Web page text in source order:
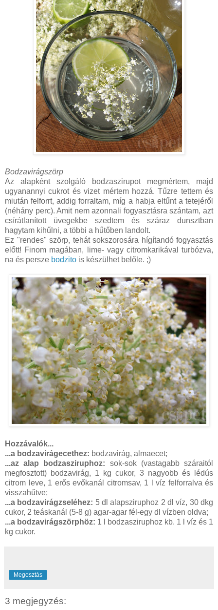
Bodzavirágszörp
Az alapként szolgáló bodzaszirupot megmértem, majd
ugyanannyi cukrot és vizet mértem hozzá. Tűzre tettem és
miután felforrt, addig forraltam, míg a habja eltűnt a tetejéről
(néhány perc). Amit nem azonnali fogyasztásra szántam, azt
csírátlanított üvegekbe szedtem és száraz dunsztban
hagytam kihűlni, a többi a hűtőben landolt.
Ez "rendes" szörp, tehát sokszorosára hígítandó fogyasztás
előtt! Finom magában, lime- vagy citromkarikával turbózva,
na és persze bodzito is készülhet belőle. ;)
Hozzávalók...
...a bodzavirágecethez: bodzavirág, almaecet;
...az alap bodzasziruphoz: sok-sok (vastagabb száraitól
megfosztott) bodzavirág, 1 kg cukor, 3 nagyobb és lédús
citrom leve, 1 erős evőkanál citromsav, 1 l víz felforralva és
visszahűtve;
...a bodzavirágzseléhez: 5 dl alapsziruphoz 2 dl víz, 30 dkg
cukor, 2 teáskanál (5-8 g) agar-agar fél-egy dl vízben oldva;
...a bodzavirágszörphöz: 1 l bodzasziruphoz kb. 1 l víz és 1
kg cukor.
Megosztás
3 megjegyzés: